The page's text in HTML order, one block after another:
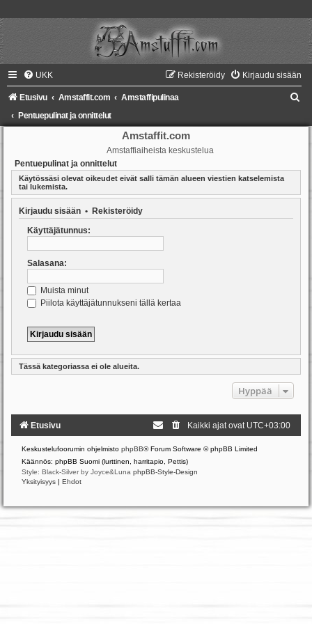
UKK Kirjaudu sisään
Rekisteröidy
Etusivu Amstaffit.com
Amstaffipulinaa
Pentuepulinat ja onnittelut
Amstaffit.com
Amstaffiaiheista keskustelua
Pentuepulinat ja onnittelut
Käytössäsi olevat oikeudet eivät salli tämän alueen viestien katselemista
tai lukemista.
Kirjaudu sisään • Rekisteröidy
Käyttäjätunnus:
Salasana:
Muista minut
Piilota käyttäjätunnukseni tällä kertaa
Tässä kategoriassa ei ole alueita.
Hyppää
Etusivu Kaikki ajat ovat UTC+03:00
Keskustelufoorumin ohjelmisto phpBB® Forum Software © phpBB Limited
Käännös: phpBB Suomi (lurttinen, harritapio, Pettis)
Style: Black-Silver by Joyce&Luna phpBB-Style-Design
Yksityisyys | Ehdot